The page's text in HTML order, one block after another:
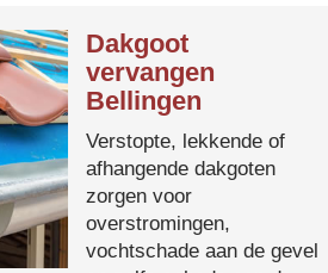
Dakgoot
vervangen
Bellingen
Verstopte, lekkende of
afhangende dakgoten
zorgen voor
overstromingen,
vochtschade aan de gevel